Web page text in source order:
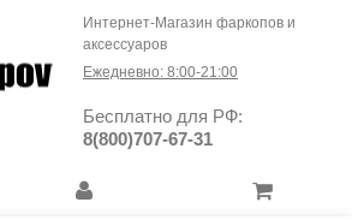
Интернет-Магазин фаркопов и
аксессуаров
Ежедневно: 8:00-21:00
Бесплатно для РФ:
8(800)707-67-31